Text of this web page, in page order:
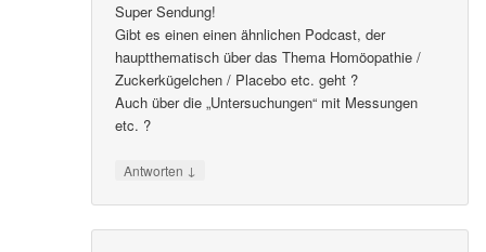
Super Sendung!
Gibt es einen einen ähnlichen Podcast, der
hauptthematisch über das Thema Homöopathie /
Zuckerkügelchen / Placebo etc. geht ?
Auch über die „Untersuchungen“ mit Messungen
etc. ?
Antworten ↓